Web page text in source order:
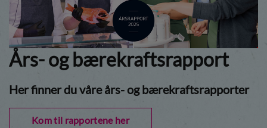
Års- og bærekraftsrapport
Her finner du våre års- og bærekraftsrapporter
Kom til rapportene her